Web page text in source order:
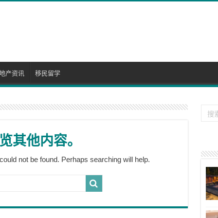
产资讯 移民留学
其他内容。
not be found. Perhaps searching will help.